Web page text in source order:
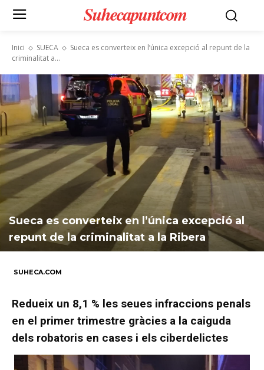
Suhecapuntcom
Inici SUECA
Sueca es converteix en l’única excepció al repunt de la
criminalitat a...
Sueca es converteix en l’única excepció al
repunt de la criminalitat a la Ribera
SUHECA.COM
Redueix un 8,1 % les seues infraccions penals
en el primer trimestre gràcies a la caiguda
dels robatoris en cases i els ciberdelictes